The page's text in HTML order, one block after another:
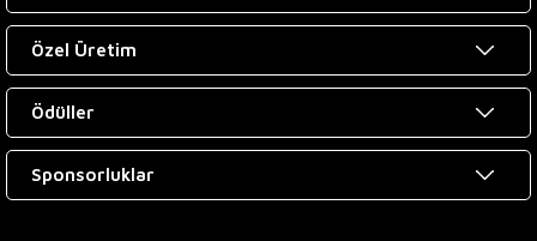
Özel Üretim
Ödüller
Sponsorluklar